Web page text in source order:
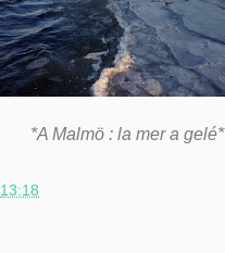
*A Malmö : la mer a gelé*
13:18